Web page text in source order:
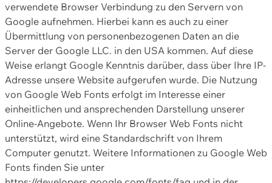
verwendete Browser Verbindung zu den Servern von
Google aufnehmen. Hierbei kann es auch zu einer
Übermittlung von personenbezogenen Daten an die
Server der Google LLC. in den USA kommen. Auf diese
Weise erlangt Google Kenntnis darüber, dass über Ihre IP-
Adresse unsere Website aufgerufen wurde. Die Nutzung
von Google Web Fonts erfolgt im Interesse einer
einheitlichen und ansprechenden Darstellung unserer
Online-Angebote. Wenn Ihr Browser Web Fonts nicht
unterstützt, wird eine Standardschrift von Ihrem
Computer genutzt. Weitere Informationen zu Google Web
Fonts finden Sie unter